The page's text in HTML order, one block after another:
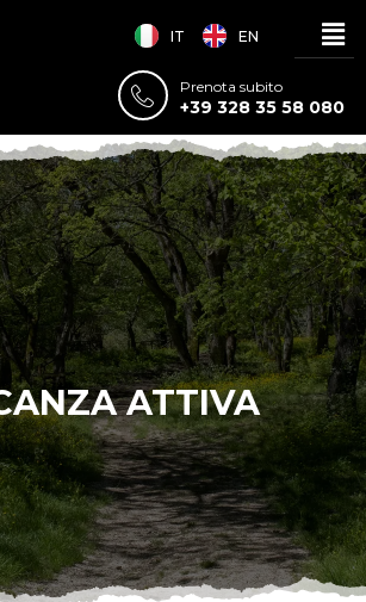
IT EN
Prenota subito
+39 328 35 58 080
ATTIVA